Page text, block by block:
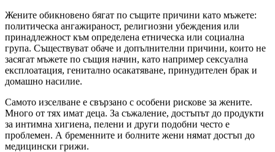
Жените обикновено бягат по същите причини като мъжете:
политическа ангажираност, религиозни убеждения или
принадлежност към определена етническа или социална
група. Съществуват обаче и допълнителни причини, които не
засягат мъжете по същия начин, като например сексуална
експлоатация, генитално осакатяване, принудителен брак и
домашно насилие.
Самото изселване е свързано с особени рискове за жените.
Много от тях имат деца. За съжаление, достъпът до продукти
за интимна хигиена, пелени и други подобни често е
проблемен. А бременните и болните жени нямат достъп до
медицински грижи.